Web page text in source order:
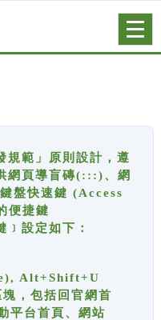
規範」原則設計，遵
網頁導盲磚(:::)、網
盤快速鍵 (Access
便捷鍵
﹞設定如下：
Alt+Shift+U
，包括回官網首
平台首頁、網站